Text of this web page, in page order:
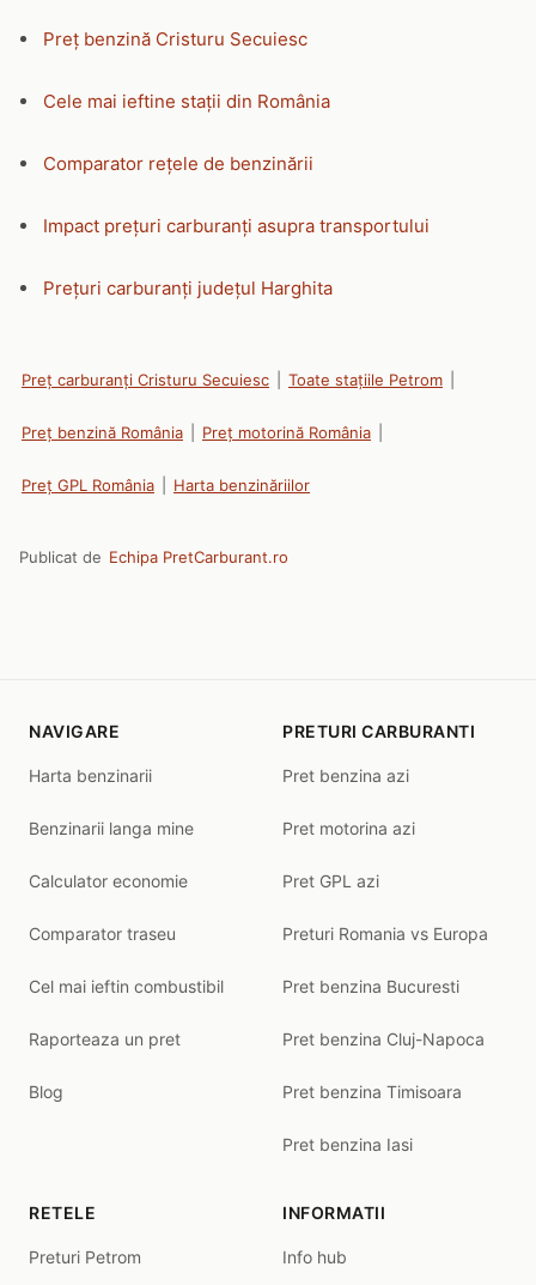
Preț benzină Cristuru Secuiesc
Cele mai ieftine stații din România
Comparator rețele de benzinării
Impact prețuri carburanți asupra transportului
Prețuri carburanți județul Harghita
Preț carburanți Cristuru Secuiesc Toate stațiile Petrom
Preț benzină România Preț motorină România
Preț GPL România Harta benzinăriilor
Publicat de Echipa PretCarburant.ro
NAVIGARE
Harta benzinarii
Benzinarii langa mine
Calculator economie
Comparator traseu
Cel mai ieftin combustibil
Raporteaza un pret
Blog
PRETURI CARBURANTI
Pret benzina azi
Pret motorina azi
Pret GPL azi
Preturi Romania vs Europa
Pret benzina Bucuresti
Pret benzina Cluj-Napoca
Pret benzina Timisoara
Pret benzina Iasi
RETELE
Preturi Petrom
INFORMATII
Info hub